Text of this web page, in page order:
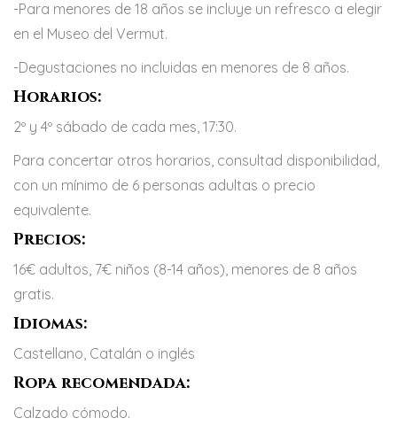
-Para menores de 18 años se incluye un refresco a elegir
en el Museo del Vermut.
-Degustaciones no incluidas en menores de 8 años.
Horarios:
2º y 4º sábado de cada mes, 17:30.
Para concertar otros horarios, consultad disponibilidad,
con un mínimo de 6 personas adultas o precio
equivalente.
Precios:
16€ adultos, 7€ niños (8-14 años), menores de 8 años
gratis.
Idiomas:
Castellano, Catalán o inglés
Ropa recomendada:
Calzado cómodo.